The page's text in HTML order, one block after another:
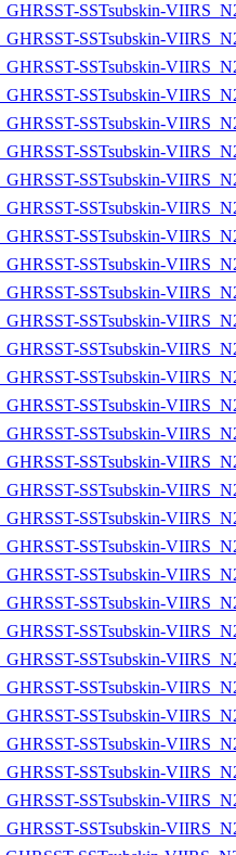
SSTsubskin-
SSTsubskin-
SSTsubskin-
SSTsubskin-
SSTsubskin-
SSTsubskin-
SSTsubskin-
SSTsubskin-
SSTsubskin-
SSTsubskin-
SSTsubskin-
SSTsubskin-
SSTsubskin-
SSTsubskin-
SSTsubskin-
SSTsubskin-
SSTsubskin-
SSTsubskin-
SSTsubskin-
SSTsubskin-
SSTsubskin-
SSTsubskin-
SSTsubskin-
SSTsubskin-
SSTsubskin-
SSTsubskin-
SSTsubskin-
SSTsubskin-
SSTsubskin-
SSTsubskin-